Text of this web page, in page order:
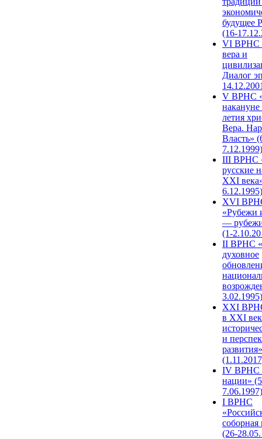
будущее
(16-
VI ВРНС
вера и
Диалог
V ВРНС
накануне
летия
Вера.
Власть»
7.12.1999)
III ВРНС
русские
XXI
6.12.1995)
XVI
«Рубежи
—
(1-
II ВРНС
духовное
3.02.1995)
XХI
в XXI
и
развития»
IV ВРНС
нации»
7.06.1997)
I ВРНС
(26-